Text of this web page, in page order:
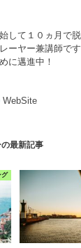
して１０ヵ月で
ーヤー兼講師で
に邁進中！
WebSite
最新記事
グ